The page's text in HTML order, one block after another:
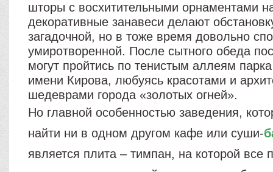
шторы с восхитительными орнаментами
декоративные занавеси делают
загадочной, но в тоже время довольно
умиротворенной. После сытного обеда
могут пройтись по тенистым аллеям
имени Кирова, любуясь красотами и
шедеврами города «золотых огней».
Но главной особенностью заведения,
найти ни в одном другом кафе или суши-
является плита – тимпан, на которой все